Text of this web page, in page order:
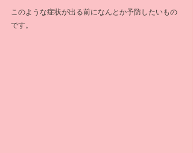
このような症状が出る前になんとか予防したいもの
です。